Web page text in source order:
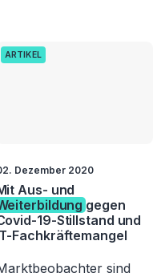
ARTIKEL
Dezember 2020
Aus- und
gegen
19-Stillstand und
Fachkräftemangel
sind